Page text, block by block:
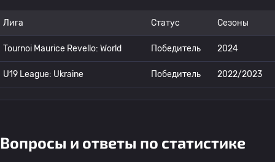
Лига Статус Сезоны
Tournoi Maurice Revello: World Победитель 2024
U19 League: Ukraine Победитель 2022/2023
Вопросы и ответы по статистике